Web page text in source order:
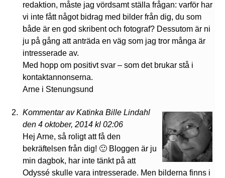
redaktion, måste jag vördsamt ställa frågan: varför har
vi inte fått något bidrag med bilder från dig, du som
både är en god skribent och fotograf? Dessutom är ni
ju på gång att anträda en väg som jag tror många är
intresserade av.
Med hopp om positivt svar – som det brukar stå i
kontaktannonserna.
Arne i Stenungsund
Kommentar av Katinka Bille Lindahl
den 4 oktober, 2014 kl 02:06
Hej Arne, så roligt att få den
bekräftelsen från dig! 🙂 Bloggen är ju
min dagbok, har inte tänkt på att
Odyssé skulle vara intresserade. Men bilderna finns i